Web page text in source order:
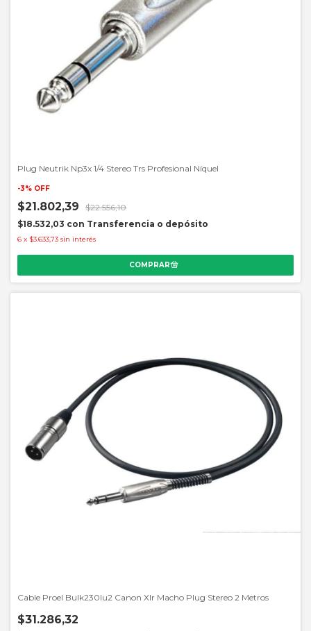
Plug Neutrik Np3x 1/4 Stereo Trs Profesional Níquel
-3% OFF
$21.802,39
$22.556,10
$18.532,03 con Transferencia o depósito
6 x $3.633,73 sin interés
Cable Proel Bulk230lu2 Canon Xlr Macho Plug Stereo 2 Metros
$31.286,32